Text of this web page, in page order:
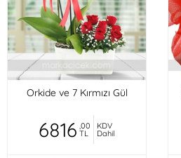
Orkide ve 7 Kırmızı Gül
6816 ,00
TL
KDV
Dahil